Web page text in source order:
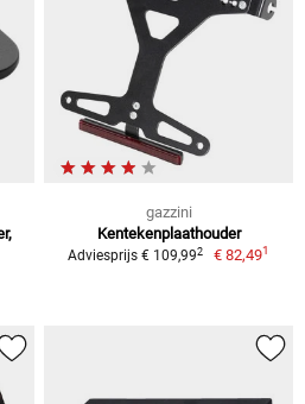
gazzini
Kentekenplaathouder
Adviesprijs € 109,992 € 82,491